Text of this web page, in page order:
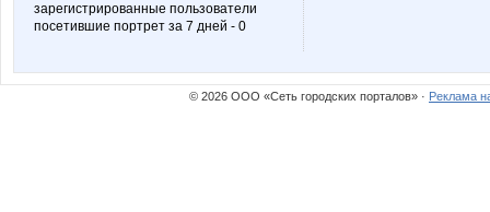
зарегистрированные пользователи
посетившие портрет за 7 дней - 0
© 2026 ООО «Сеть городских порталов» · Реклама